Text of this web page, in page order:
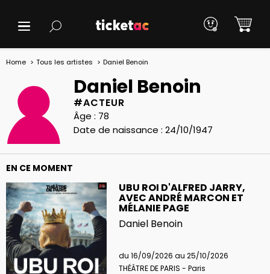
Home Tous les artistes Daniel Benoin
Daniel Benoin
#ACTEUR
Âge : 78
Date de naissance : 24/10/1947
EN CE MOMENT
UBU ROI D'ALFRED JARRY,
AVEC ANDRÉ MARCON ET
MÉLANIE PAGE
Daniel Benoin
du 16/09/2026 au 25/10/2026
THÉÂTRE DE PARIS - Paris